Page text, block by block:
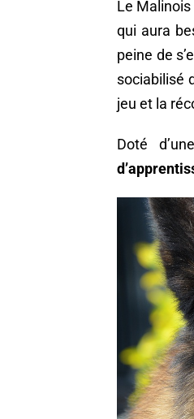
Le
qui aura
peine de
sociabilisé
jeu et la
Doté